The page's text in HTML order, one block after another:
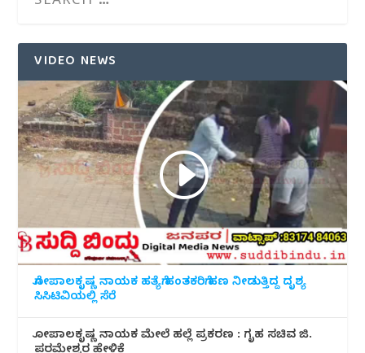
VIDEO NEWS
ಗೋಪಾಲಕೃಷ್ಣ ನಾಯಕ ಹತ್ಯೆಗೆ ಹಂತಕರಿಗೆ ಹಣ ನೀಡುತ್ತಿದ್ದ ದೃಶ್ಯ
ಸಿಸಿಟಿವಿಯಲ್ಲಿ ಸೆರೆ
ಗೋಪಾಲಕೃಷ್ಣ ನಾಯಕ ಮೇಲೆ ಹಲ್ಲೆ ಪ್ರಕರಣ : ಗೃಹ ಸಚಿವ ಜಿ.